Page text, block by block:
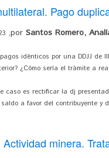
Pago
,por Santos Romero,
idénticos por una DDJJ
¿Cómo sería el trámite a
caso es rectificar la dj
a favor del contribuyente y
minera.